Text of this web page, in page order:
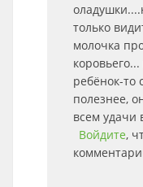
только
молочка
ребёнок-то
полезнее,
всем удачи
Войдите,